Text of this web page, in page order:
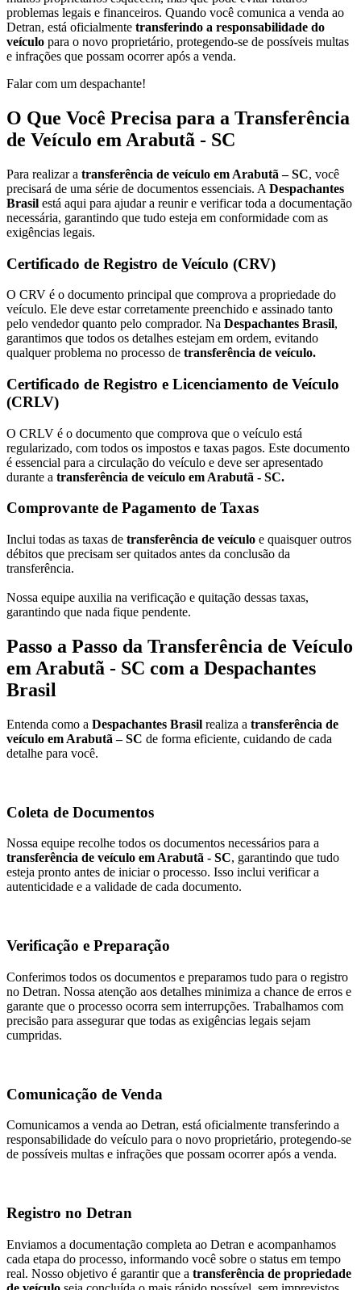
problemas legais e financeiros. Quando você comunica a venda ao
Detran, está oficialmente transferindo a responsabilidade do
veículo para o novo proprietário, protegendo-se de possíveis multas
e infrações que possam ocorrer após a venda.
Falar com um despachante!
O Que Você Precisa para a Transferência
de Veículo em Arabutã - SC
Para realizar a transferência de veículo em Arabutã – SC, você
precisará de uma série de documentos essenciais. A Despachantes
Brasil está aqui para ajudar a reunir e verificar toda a documentação
necessária, garantindo que tudo esteja em conformidade com as
exigências legais.
Certificado de Registro de Veículo (CRV)
O CRV é o documento principal que comprova a propriedade do
veículo. Ele deve estar corretamente preenchido e assinado tanto
pelo vendedor quanto pelo comprador. Na Despachantes Brasil,
garantimos que todos os detalhes estejam em ordem, evitando
qualquer problema no processo de transferência de veículo.
Certificado de Registro e Licenciamento de Veículo
(CRLV)
O CRLV é o documento que comprova que o veículo está
regularizado, com todos os impostos e taxas pagos. Este documento
é essencial para a circulação do veículo e deve ser apresentado
durante a transferência de veículo em Arabutã - SC.
Comprovante de Pagamento de Taxas
Inclui todas as taxas de transferência de veículo e quaisquer outros
débitos que precisam ser quitados antes da conclusão da
transferência.
Nossa equipe auxilia na verificação e quitação dessas taxas,
garantindo que nada fique pendente.
Passo a Passo da Transferência de Veículo
em Arabutã - SC com a Despachantes
Brasil
Entenda como a Despachantes Brasil realiza a transferência de
veículo em Arabutã – SC de forma eficiente, cuidando de cada
detalhe para você.
Coleta de Documentos
Nossa equipe recolhe todos os documentos necessários para a
transferência de veículo em Arabutã - SC, garantindo que tudo
esteja pronto antes de iniciar o processo. Isso inclui verificar a
autenticidade e a validade de cada documento.
Verificação e Preparação
Conferimos todos os documentos e preparamos tudo para o registro
no Detran. Nossa atenção aos detalhes minimiza a chance de erros e
garante que o processo ocorra sem interrupções. Trabalhamos com
precisão para assegurar que todas as exigências legais sejam
cumpridas.
Comunicação de Venda
Comunicamos a venda ao Detran, está oficialmente transferindo a
responsabilidade do veículo para o novo proprietário, protegendo-se
de possíveis multas e infrações que possam ocorrer após a venda.
Registro no Detran
Enviamos a documentação completa ao Detran e acompanhamos
cada etapa do processo, informando você sobre o status em tempo
real. Nosso objetivo é garantir que a transferência de propriedade